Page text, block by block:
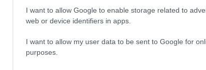
I want to allow Google to enable storage related to
web or device identifiers in apps.
I want to allow my user data to be sent to Google for
purposes.